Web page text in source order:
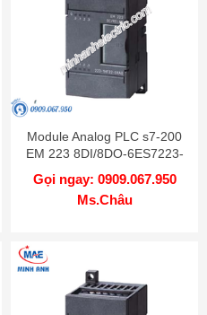
Module Analog PLC s7-200
EM 223 8DI/8DO-6ES7223-
1BH22-0XA0
Gọi ngay: 0909.067.950
Ms.Châu